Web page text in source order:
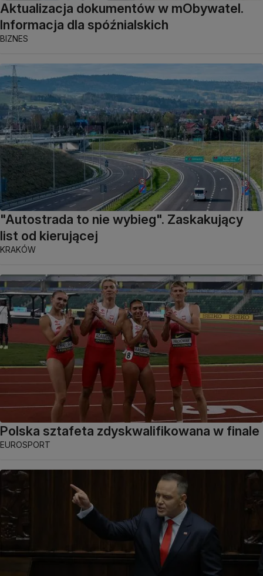
Aktualizacja dokumentów w mObywatel.
Informacja dla spóźnialskich
BIZNES
"Autostrada to nie wybieg". Zaskakujący
list od kierującej
KRAKÓW
Polska sztafeta zdyskwalifikowana w finale
EUROSPORT